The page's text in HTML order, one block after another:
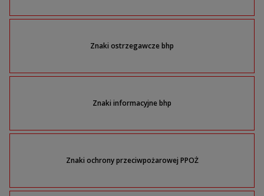
Znaki ostrzegawcze bhp
Znaki informacyjne bhp
Znaki ochrony przeciwpożarowej PPOŻ